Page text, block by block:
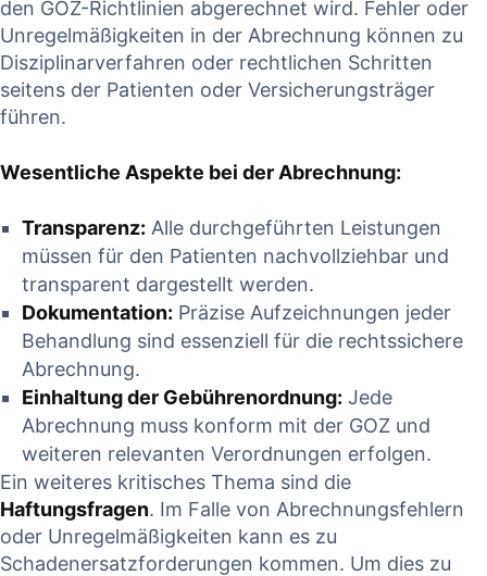
den GOZ-Richtlinien abgerechnet wird. Fehler oder
Unregelmäßigkeiten in der Abrechnung können zu
Disziplinarverfahren oder ⁣rechtlichen Schritten⁣
seitens der​ Patienten oder Versicherungsträger
führen.
Wesentliche Aspekte bei der Abrechnung:
Transparenz: Alle durchgeführten Leistungen
müssen für den⁣ Patienten nachvollziehbar und
transparent dargestellt werden.
Dokumentation: ⁣Präzise Aufzeichnungen jeder
Behandlung⁤ sind essenziell für die rechtssichere
Abrechnung.
Einhaltung der Gebührenordnung: Jede
Abrechnung ‌muss konform mit der GOZ und
weiteren⁤ relevanten⁢ Verordnungen erfolgen.
Ein ​weiteres kritisches ⁢Thema ⁣sind die
Haftungsfragen. ⁢Im Falle von Abrechnungsfehlern
‌oder‌ Unregelmäßigkeiten kann es zu
Schadenersatzforderungen kommen. Um dies zu